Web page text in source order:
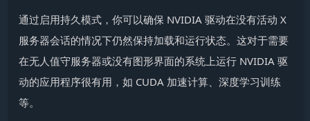
通过启用持久模式，你可以确保 NVIDIA 驱动在没有活动 X
服务器会话的情况下仍然保持加载和运行状态。这对于需要
在无人值守服务器或没有图形界面的系统上运行 NVIDIA 驱
动的应用程序很有用，如 CUDA 加速计算、深度学习训练
等。